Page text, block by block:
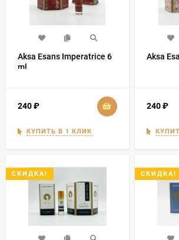
Aksa Esans Imperatrice 6
ml
240₽
КУПИТЬ В 1 КЛИК
Aksa
240₽
СКИДКА! СКИДКА!